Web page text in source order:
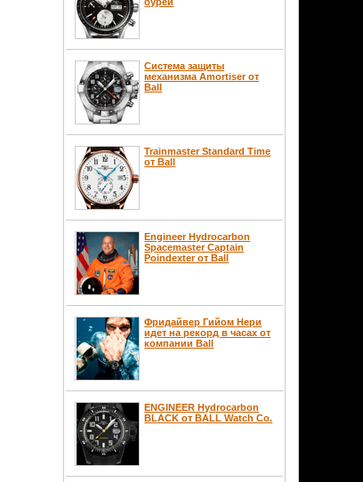
Система защиты
механизма Amortiser от
Ball
Trainmaster Standard Time
от Ball
Engineer Hydrocarbon
Spacemaster Captain
Poindexter от Ball
Фридайвер Гийом Нери
идет на рекорд в часах от
компании Ball
ENGINEER Hydrocarbon
BLACK от BALL Watch Co.